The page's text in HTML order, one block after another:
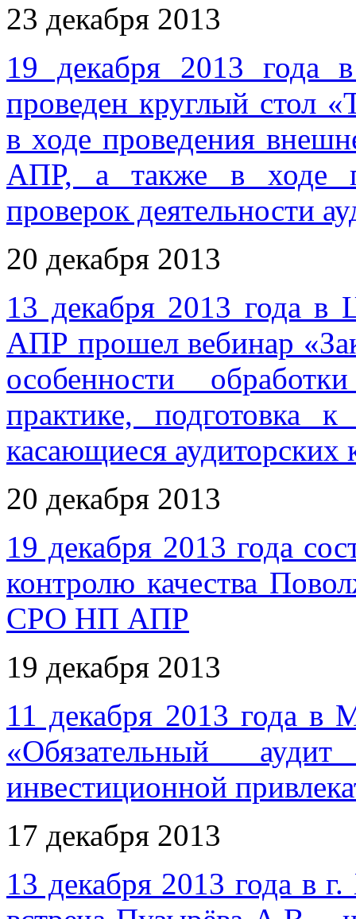
23 декабря 2013
19 декабря 2013
проведен круглый стол
в ходе проведения
АПР, а также в ходе
проверок деятельности
20 декабря 2013
13 декабря 2013 года
АПР прошел вебинар
особенности
практике, подготовка
касающиеся аудиторских
20 декабря 2013
19 декабря 2013 года
контролю качества
СРО НП АПР
19 декабря 2013
11 декабря 2013 года в
«Обязательный
инвестиционной
17 декабря 2013
13 декабря 2013 года в г.